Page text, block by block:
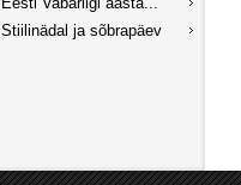
Stiilinädal ja sõbrapäev